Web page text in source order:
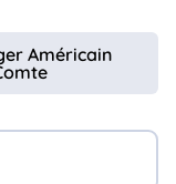
Américain